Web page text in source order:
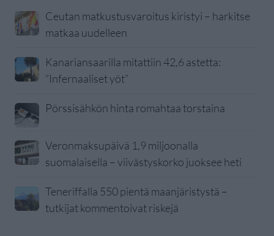
Ceutan matkustusvaroitus kiristyi – harkitse
matkaa uudelleen
Kanariansaarilla mitattiin 42,6 astetta:
”Infernaaliset yöt”
Pörssisähkön hinta romahtaa torstaina
Veronmaksupäivä 1,9 miljoonalla
suomalaisella – viivästyskorko juoksee heti
Teneriffalla 550 pientä maanjäristystä –
tutkijat kommentoivat riskejä